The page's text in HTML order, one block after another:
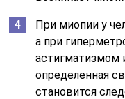
При миопии у
а при
астигматизмом
определенная
становится